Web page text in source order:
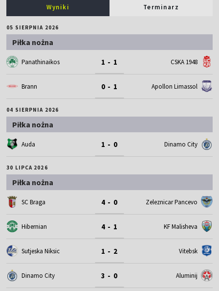
Wyniki Terminarz
05 SIERPNIA 2026
Piłka nożna
Panathinaikos 1 - 1 CSKA 1948
Brann 0 - 1 Apollon Limassol
04 SIERPNIA 2026
Piłka nożna
Auda 1 - 0 Dinamo City
30 LIPCA 2026
Piłka nożna
SC Braga 4 - 0 Zeleznicar Pancevo
Hibernian 4 - 1 KF Malisheva
Sutjeska Niksic 1 - 2 Vitebsk
Dinamo City 3 - 0 Aluminij